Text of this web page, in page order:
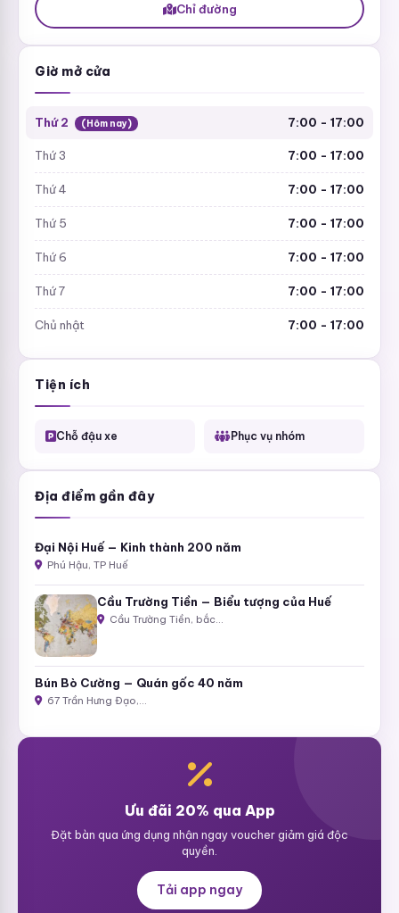
Chỉ đường
Giờ mở cửa
Thứ 2 (Hôm nay) 7:00 - 17:00
Thứ 3 7:00 - 17:00
Thứ 4 7:00 - 17:00
Thứ 5 7:00 - 17:00
Thứ 6 7:00 - 17:00
Thứ 7 7:00 - 17:00
Chủ nhật 7:00 - 17:00
Tiện ích
Chỗ đậu xe Phục vụ nhóm
Địa điểm gần đây
Đại Nội Huế — Kinh thành 200 năm
Phú Hậu, TP Huế
Cầu Trường Tiền — Biểu tượng của Huế
Cầu Trường Tiền, bắc…
Bún Bò Cường — Quán gốc 40 năm
67 Trần Hưng Đạo,…
Ưu đãi 20% qua App
Đặt bàn qua ứng dụng nhận ngay voucher giảm giá độc
quyền.
Tải app ngay